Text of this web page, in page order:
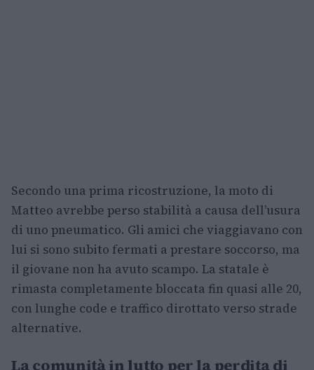
Secondo una prima ricostruzione, la moto di
Matteo avrebbe perso stabilità a causa dell’usura
di uno pneumatico. Gli amici che viaggiavano con
lui si sono subito fermati a prestare soccorso, ma
il giovane non ha avuto scampo. La statale è
rimasta completamente bloccata fin quasi alle 20,
con lunghe code e traffico dirottato verso strade
alternative.
La comunità in lutto per la perdita di